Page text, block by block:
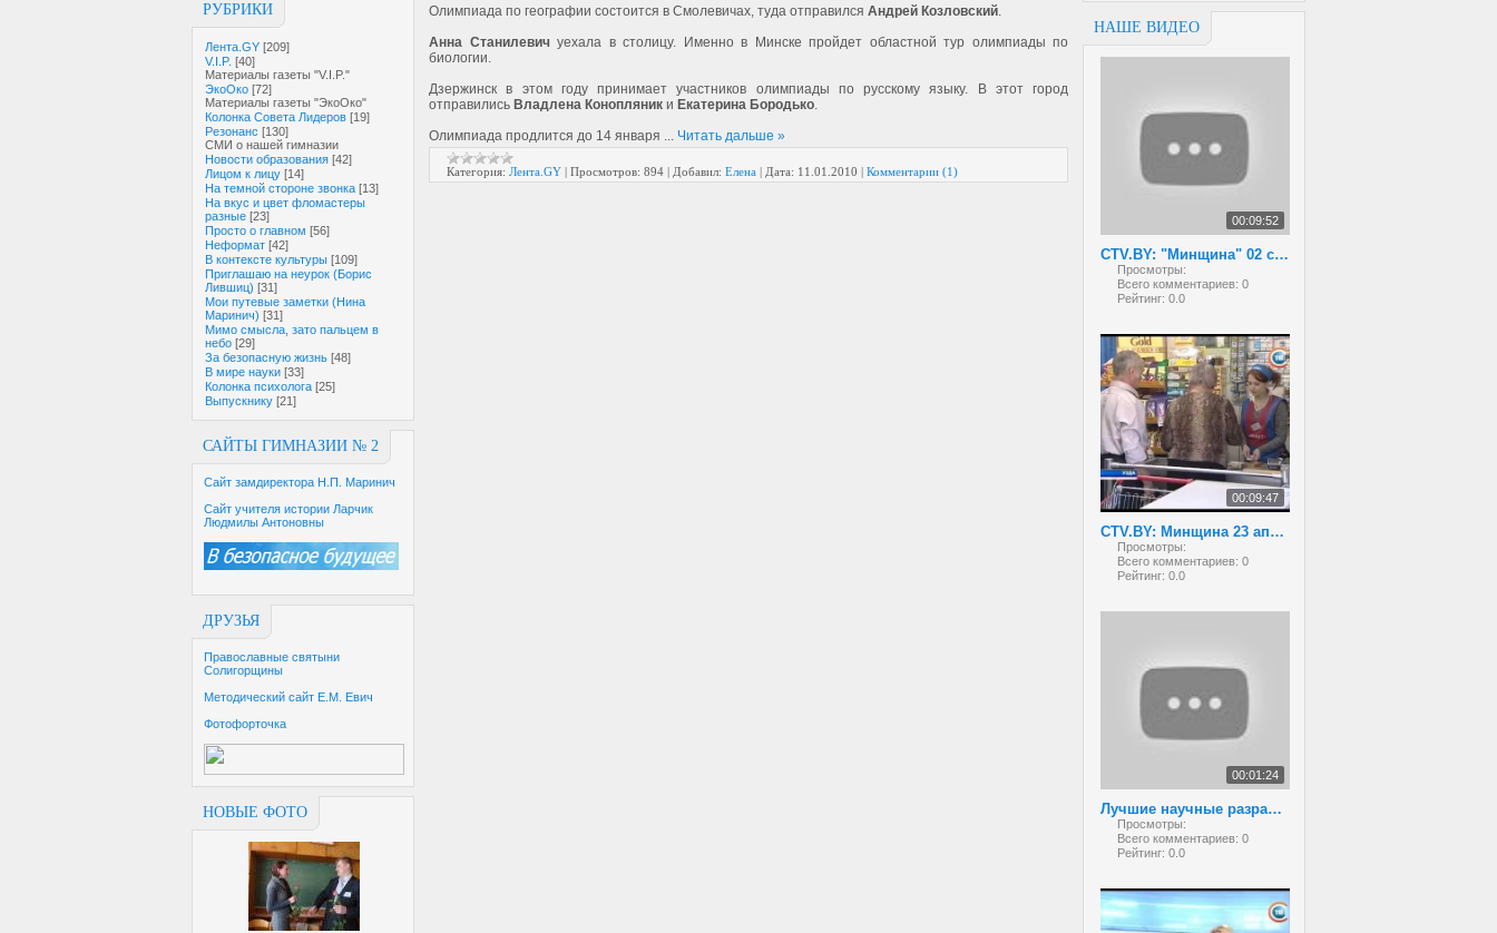
РУБРИКИ
Лента.GY [209]
V.I.P. [40]
Материалы газеты "V.I.P."
ЭкоОко [72]
Материалы газеты "ЭкоОко"
Колонка Совета Лидеров [19]
Резонанс [130]
СМИ о нашей гимназии
Новости образования [42]
Лицом к лицу [14]
На темной стороне звонка [13]
На вкус и цвет фломастеры
разные [23]
Просто о главном [56]
Неформат [42]
В контексте культуры [109]
Приглашаю на неурок (Борис
Лившиц) [31]
Мои путевые заметки (Нина
Маринич) [31]
Мимо смысла, зато пальцем в
небо [29]
За безопасную жизнь [48]
В мире науки [33]
Колонка психолога [25]
Выпускнику [21]
САЙТЫ ГИМНАЗИИ № 2
Сайт замдиректора Н.П. Маринич
Сайт учителя истории Ларчик
Людмилы Антоновны
ДРУЗЬЯ
Православные святыни
Солигорщины
Методический сайт Е.М. Евич
Фотофорточка
НОВЫЕ ФОТО
НАШЕ ВИДЕО
00:09:52
CTV.BY: "Минщина" 02 сентября 2013 года
Просмотры:
Всего комментариев: 0
Рейтинг: 0.0
00:09:47
CTV.BY: Минщина 23 апреля 2013
Просмотры:
Всего комментариев: 0
Рейтинг: 0.0
00:01:24
Лучшие научные разработки белорусских школьников
Просмотры:
Всего комментариев: 0
Рейтинг: 0.0
Олимпиада по географии состоится в Смолевичах, туда отправился Андрей Козловский
Анна Станилевич уехала в столицу. Именно в Минске пройдет областной тур олимпиады по
биологии.
Дзержинск в этом году принимает участников олимпиады по русскому языку. В этот город
отправились Владлена Конопляник и Екатерина Бородько
Олимпиада продлится до 14 января
Читать дальше »
Категория: Лента.GY | Просмотров: 894 | Добавил: Елена | Дата: 11.01.2010 | Комментарии (1)